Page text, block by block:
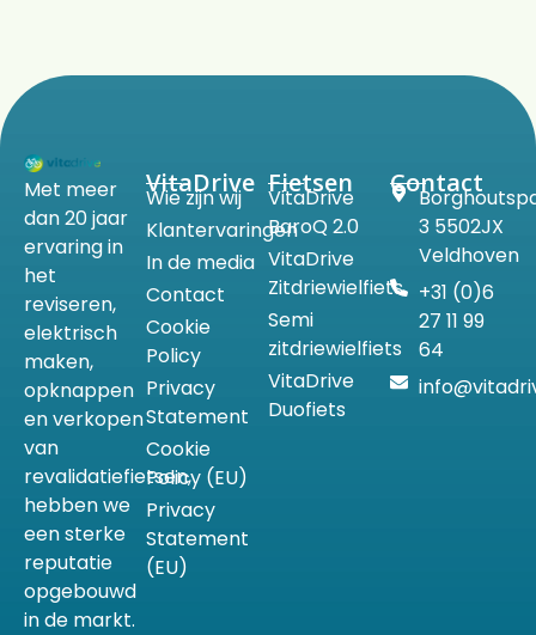
Met meer
dan 20 jaar
ervaring in
het
reviseren,
elektrisch
maken,
opknappen
en verkopen
van
revalidatiefietsen,
hebben we
een sterke
reputatie
opgebouwd
in de markt.
VitaDrive
Wie zijn wij
Klantervaringen
In de media
Contact
Cookie
Policy
Privacy
Statement
Cookie
Policy (EU)
Privacy
Statement
(EU)
Fietsen
VitaDrive
BaroQ 2.0
VitaDrive
Zitdriewielfiets
Semi
zitdriewielfiets
VitaDrive
Duofiets
Contact
3 5502JX
Veldhoven
+31 (0)6
27 11 99
64